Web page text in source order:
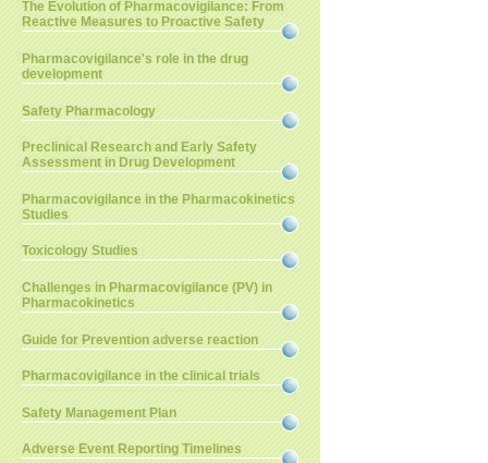
The Evolution of Pharmacovigilance: From
Reactive Measures to Proactive Safety
Pharmacovigilance's role in the drug
development
Safety Pharmacology
Preclinical Research and Early Safety
Assessment in Drug Development
Pharmacovigilance in the Pharmacokinetics
Studies
Toxicology Studies
Challenges in Pharmacovigilance (PV) in
Pharmacokinetics
Guide for Prevention adverse reaction
Pharmacovigilance in the clinical trials
Safety Management Plan
Adverse Event Reporting Timelines